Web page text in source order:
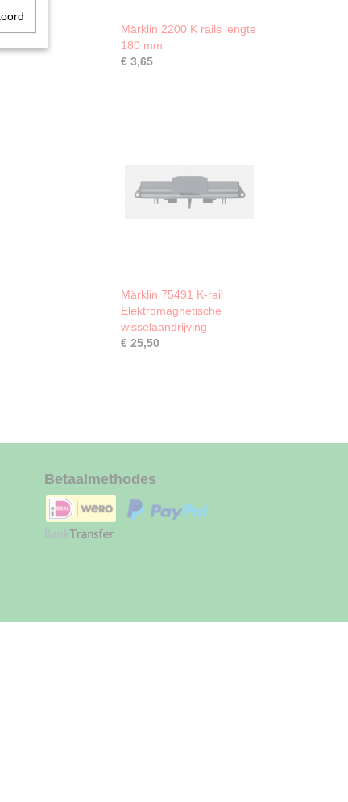
Märklin 2200 K rails lengte
180 mm
€ 3,65
Märklin 75491 K-rail
Elektromagnetische
wisselaandrijving
€ 25,50
Betaalmethodes